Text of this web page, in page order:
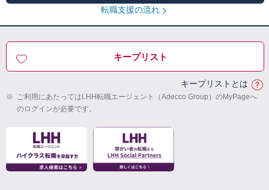
転職支援の流れ
キープリスト
キープリストとは
※ ご利用にあたってはLHH転職エージェント（Adecco Group）のMyPageへ
のログインが必要です。